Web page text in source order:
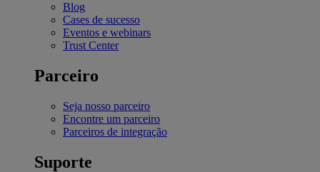
Blog
Cases de sucesso
Eventos e webinars
Trust Center
Parceiro
Seja nosso parceiro
Encontre um parceiro
Parceiros de integração
Suporte